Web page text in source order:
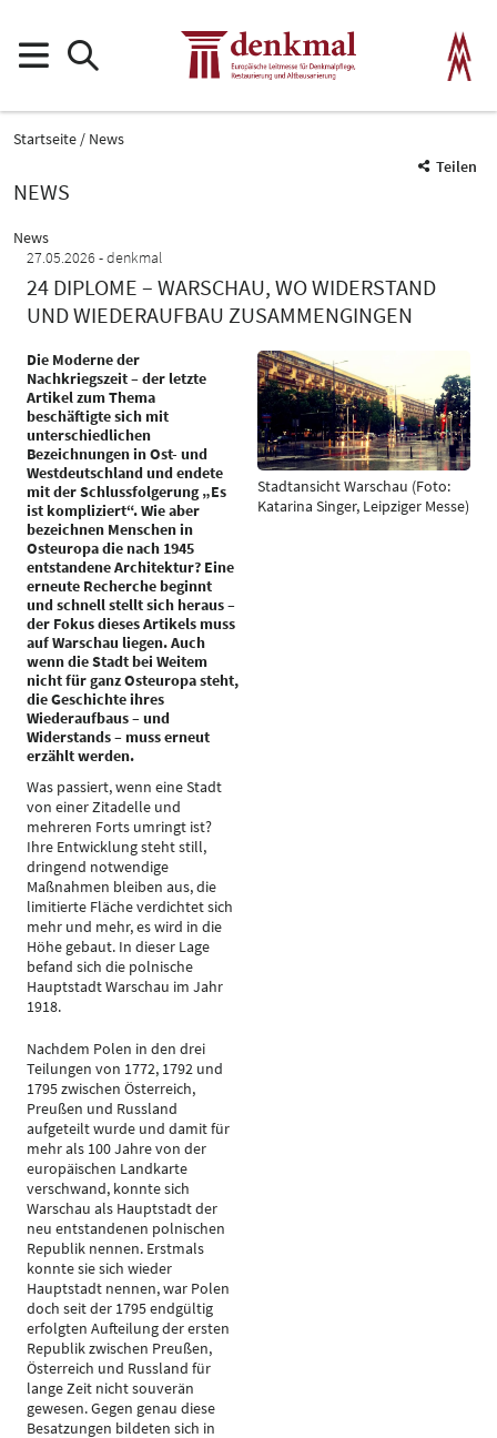
Startseite
News
Teilen
NEWS
News
27.05.2026
denkmal
24 DIPLOME – WARSCHAU, WO WIDERSTAND
UND WIEDERAUFBAU ZUSAMMENGINGEN
Die Moderne der
Nachkriegszeit – der letzte
Artikel zum Thema
beschäftigte sich mit
unterschiedlichen
Bezeichnungen in Ost- und
Westdeutschland und endete
mit der Schlussfolgerung „Es
ist kompliziert“. Wie aber
bezeichnen Menschen in
Osteuropa die nach 1945
entstandene Architektur? Eine
erneute Recherche beginnt
und schnell stellt sich heraus –
der Fokus dieses Artikels muss
auf Warschau liegen. Auch
wenn die Stadt bei Weitem
nicht für ganz Osteuropa steht,
die Geschichte ihres
Wiederaufbaus – und
Widerstands – muss erneut
erzählt werden.
Was passiert, wenn eine Stadt
von einer Zitadelle und
mehreren Forts umringt ist?
Ihre Entwicklung steht still,
dringend notwendige
Maßnahmen bleiben aus, die
limitierte Fläche verdichtet sich
mehr und mehr, es wird in die
Höhe gebaut. In dieser Lage
befand sich die polnische
Hauptstadt Warschau im Jahr
1918.
Nachdem Polen in den drei
Teilungen von 1772, 1792 und
1795 zwischen Österreich,
Preußen und Russland
aufgeteilt wurde und damit für
mehr als 100 Jahre von der
europäischen Landkarte
verschwand, konnte sich
Warschau als Hauptstadt der
neu entstandenen polnischen
Republik nennen. Erstmals
konnte sie sich wieder
Hauptstadt nennen, war Polen
doch seit der 1795 endgültig
erfolgten Aufteilung der ersten
Republik zwischen Preußen,
Österreich und Russland für
lange Zeit nicht souverän
gewesen. Gegen genau diese
Besatzungen bildeten sich in
Stadtansicht Warschau (Foto:
Katarina Singer, Leipziger Messe)